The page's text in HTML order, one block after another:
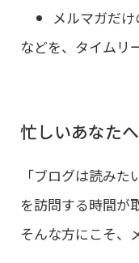
メルマガだ
などを、タイムリ
忙しいあなたへ
「ブログは読み
を訪問する時間が
そんな方にこそ、